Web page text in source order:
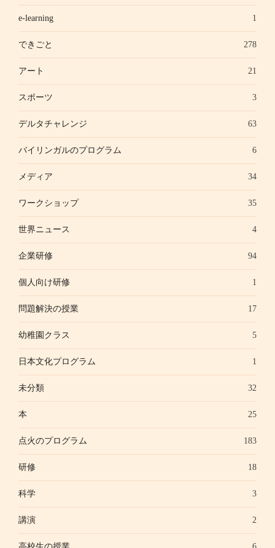
e-learning 1
できごと 278
アート 21
スポーツ 3
デルタチャレンジ 63
バイリンガルのプログラム 6
メディア 34
ワークショップ 35
世界ニュース 4
企業研修 94
個人向け研修 1
問題解決の授業 17
幼稚園クラス 5
日本文化プログラム 1
未分類 32
本 25
点火のプログラム 183
研修 18
科学 3
講演 2